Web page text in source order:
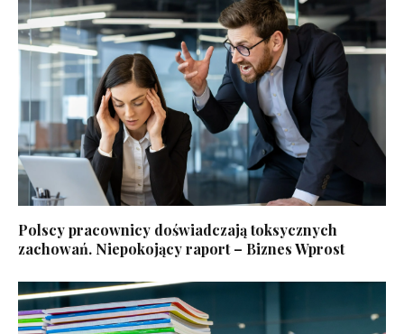
Polscy pracownicy doświadczają toksycznych
zachowań. Niepokojący raport – Biznes Wprost